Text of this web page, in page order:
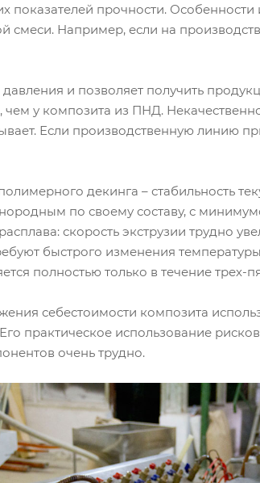
показателей прочности.
смеси. Например, если на
и позволяет получить
чем у композита из ПНД.
Если производственную линию
декинга – стабильность
по своему составу, с
скорость экструзии трудно
быстрого изменения
полностью только в течение трех-
себестоимости композита
практическое использование
очень трудно.